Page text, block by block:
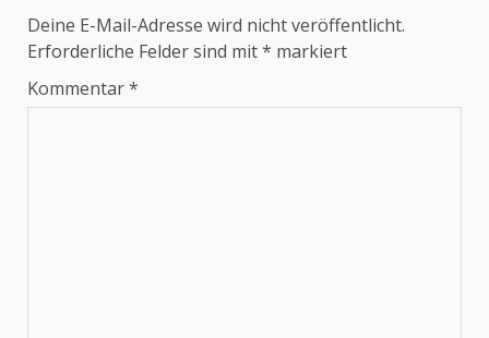
Deine E-Mail-Adresse wird nicht veröffentlicht.
Erforderliche Felder sind mit* markiert
Kommentar*